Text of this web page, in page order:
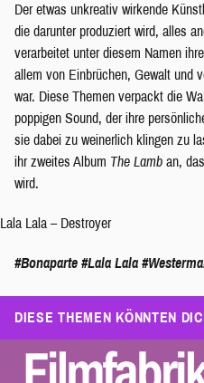
Der etwas unkreativ wirkende
die darunter produziert wird, alles
verarbeitet unter diesem Namen
allem von Einbrüchen, Gewalt und
war. Diese Themen verpackt die
poppigen Sound, der ihre
sie dabei zu weinerlich klingen zu
ihr zweites Album The Lamb an,
wird.
Lala Lala – Destroyer
#Bonaparte #Lala Lala
DIESE THEMEN KÖNNTEN